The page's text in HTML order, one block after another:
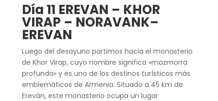
Día 11 EREVAN – KHOR
VIRAP – NORAVANK–
EREVAN
Luego del desayuno partimos hacia el monasterio
de Khor Virap, cuyo nombre significa «mazmorra
profunda» y es uno de los destinos turísticos más
emblemáticos de Armenia. Situado a 45 km de
Ereván, este monasterio ocupa un lugar